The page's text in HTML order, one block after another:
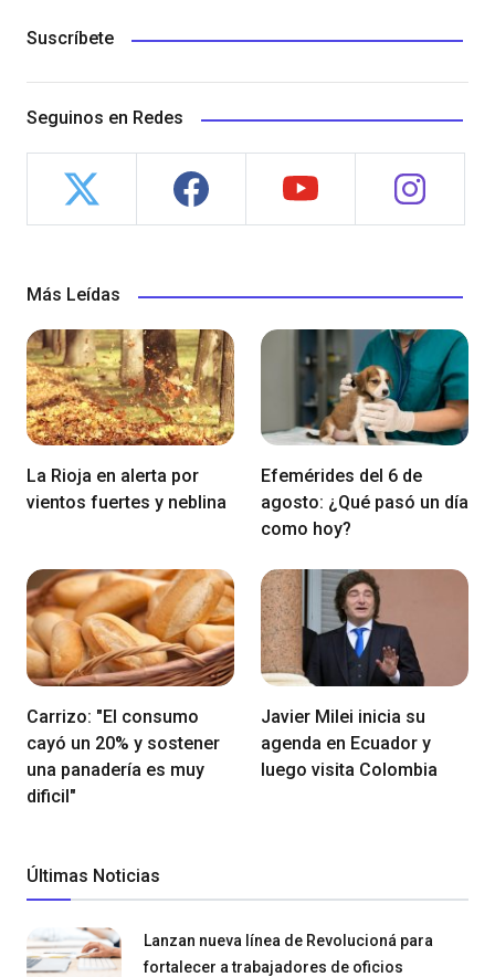
Suscríbete
Seguinos en Redes
Más Leídas
La Rioja en alerta por
vientos fuertes y neblina
Efemérides del 6 de
agosto: ¿Qué pasó un día
como hoy?
Carrizo: "El consumo
cayó un 20% y sostener
una panadería es muy
dificil"
Javier Milei inicia su
agenda en Ecuador y
luego visita Colombia
Últimas Noticias
Lanzan nueva línea de Revolucioná para
fortalecer a trabajadores de oficios